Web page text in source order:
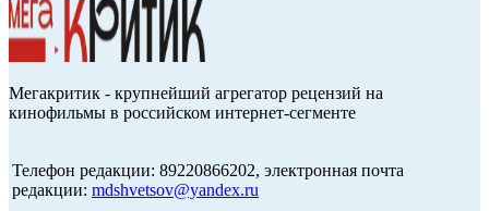
Мегакритик - крупнейший агрегатор рецензий на
кинофильмы в российском интернет-сегменте
Телефон редакции: 89220866202, электронная почта
редакции: mdshvetsov@yandex.ru